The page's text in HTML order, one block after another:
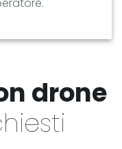
drone